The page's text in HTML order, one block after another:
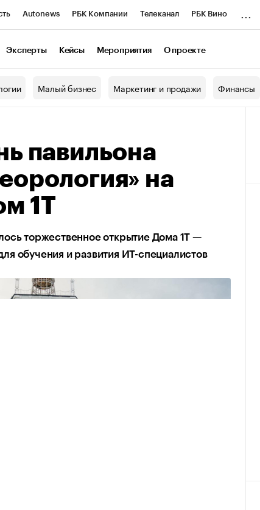
Autonews РБК Компании Телеканал РБК Вино
Эксперты Кейсы Мероприятия О проекте
Малый бизнес Маркетинг и продажи Финансы
павильона
на
1Т
торжественное открытие Дома 1Т —
обучения и развития ИТ-специалистов